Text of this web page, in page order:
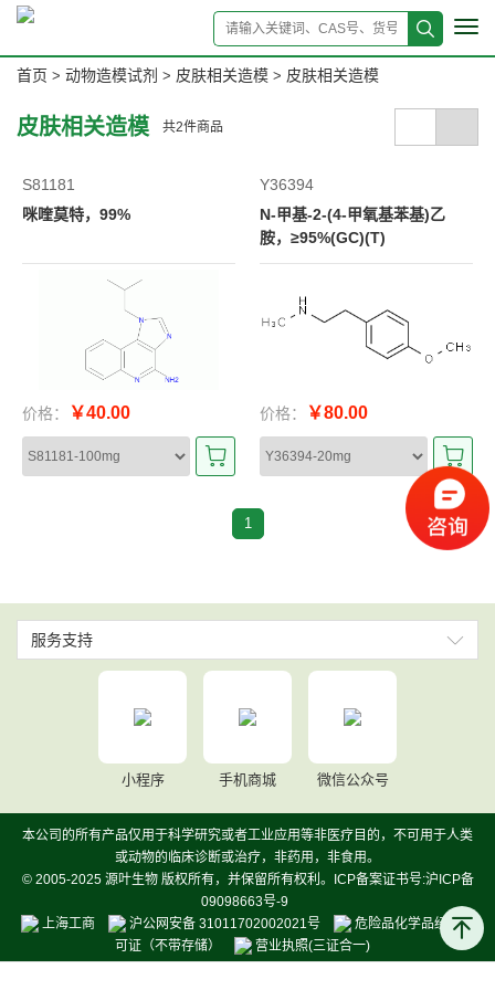
首页 > 动物造模试剂 > 皮肤相关造模 > 皮肤相关造模
皮肤相关造模 共2件商品
S81181
咪喹莫特，99%
价格： ￥40.00
Y36394
N-甲基-2-(4-甲氧基苯基)乙
胺，≥95%(GC)(T)
价格： ￥80.00
1
服务支持
小程序 手机商城 微信公众号
本公司的所有产品仅用于科学研究或者工业应用等非医疗目的，不可用于人类
或动物的临床诊断或治疗，非药用，非食用。
© 2005-2025 源叶生物 版权所有，并保留所有权利。ICP备案证书号:沪ICP备
09098663号-9
上海工商
沪公网安备 31011702002021号
危险品化学品经营许
可证（不带存储）
营业执照(三证合一)